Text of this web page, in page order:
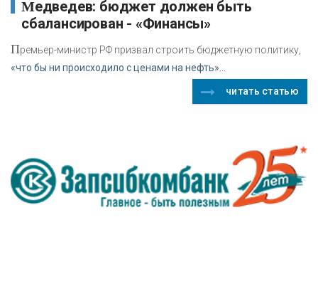
Медведев: бюджет должен быть
сбалансирован - «Финансы»
Премьер-министр РФ призвал строить бюджетную политику,
«что бы ни происходило с ценами на нефть»...
читать статью